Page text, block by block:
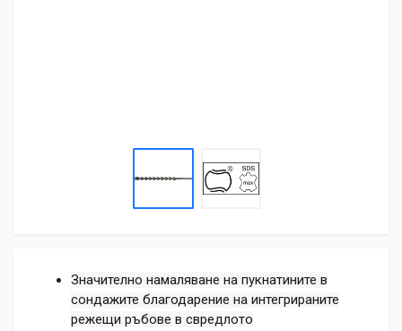
Значително намаляване на пукнатините в
сондажите благодарение на интегрираните
режещи ръбове в свредлото